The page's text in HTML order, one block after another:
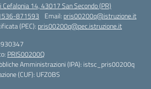
14, 43017 San Secondo (PR)
871593 Email: pris00200q@istruzione.it
(PEC): pris00200q@pec.istruzione.it
PRIS00200Q
Amministrazioni (IPA): istsc_pris00200q
(CUF): UFZ0BS